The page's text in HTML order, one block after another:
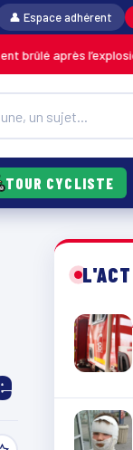
👤 Espace adhérent
l’explosion d’une
TOUR CYCLISTE